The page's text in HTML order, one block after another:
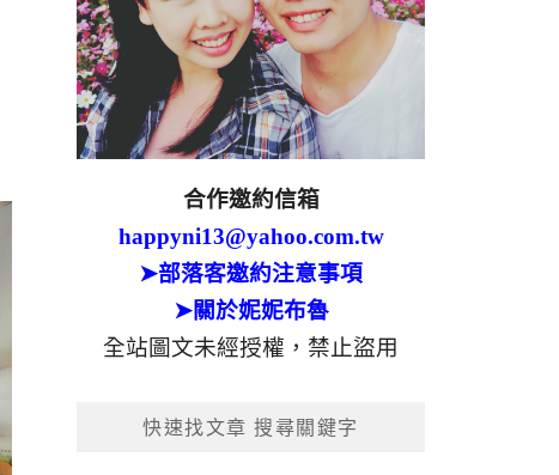
合作邀約信箱
happyni13@yahoo.com.tw
➤部落客邀約注意事項
➤關於妮妮布魯
全站圖文未經授權，禁止盜用
快速找文章 搜尋關鍵字